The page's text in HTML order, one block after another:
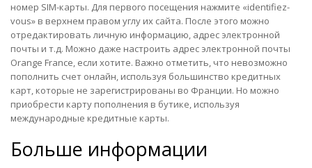
номер SIM-карты. Для первого посещения нажмите «identifiez-
vous» в верхнем правом углу их сайта. После этого можно
отредактировать личную информацию, адрес электронной
почты и т.д. Можно даже настроить адрес электронной почты
Orange France, если хотите. Важно отметить, что невозможно
пополнить счет онлайн, используя большинство кредитных
карт, которые не зарегистрированы во Франции. Но можно
приобрести карту пополнения в бутике, используя
международные кредитные карты.
Больше информации